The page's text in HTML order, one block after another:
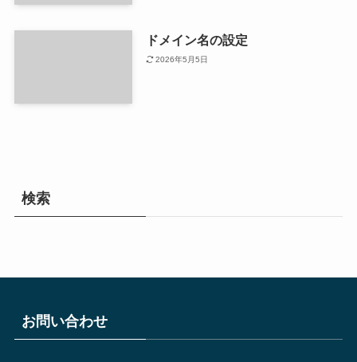
ドメイン名の設定
2026年5月5日
検索
お問い合わせ